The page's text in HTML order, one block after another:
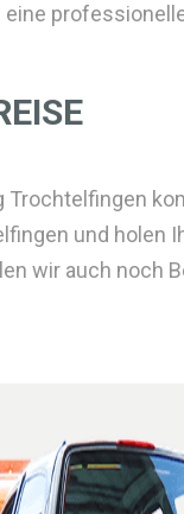
Trochtelfingen
und holen
wir auch noch